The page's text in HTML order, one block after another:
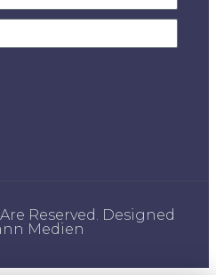
Reserved. Designed
Medien